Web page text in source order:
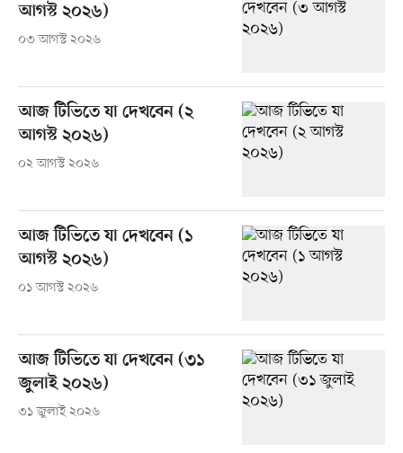
আগস্ট ২০২৬)
০৩ আগস্ট ২০২৬
আজ টিভিতে যা দেখবেন (২
আগস্ট ২০২৬)
০২ আগস্ট ২০২৬
আজ টিভিতে যা দেখবেন (১
আগস্ট ২০২৬)
০১ আগস্ট ২০২৬
আজ টিভিতে যা দেখবেন (৩১
জুলাই ২০২৬)
৩১ জুলাই ২০২৬